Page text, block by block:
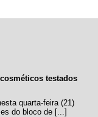
testados
quarta-feira (21)
do bloco de [...]